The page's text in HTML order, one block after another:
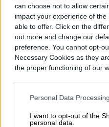
can choose not to allow
impact your experience of
able to offer. Click on the
out more and change our
preference. You cannot opt-
Necessary Cookies as they
the proper functioning of our
Personal Data
I want to opt-out of the
personal data.